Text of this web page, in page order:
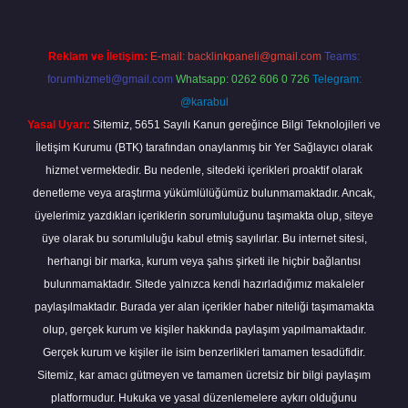
Reklam ve İletişim: E-mail: backlinkpaneli@gmail.com Teams:
forumhizmeti@gmail.com Whatsapp: 0262 606 0 726 Telegram:
@karabul
Yasal Uyarı: Sitemiz, 5651 Sayılı Kanun gereğince Bilgi Teknolojileri ve
İletişim Kurumu (BTK) tarafından onaylanmış bir Yer Sağlayıcı olarak
hizmet vermektedir. Bu nedenle, sitedeki içerikleri proaktif olarak
denetleme veya araştırma yükümlülüğümüz bulunmamaktadır. Ancak,
üyelerimiz yazdıkları içeriklerin sorumluluğunu taşımakta olup, siteye
üye olarak bu sorumluluğu kabul etmiş sayılırlar. Bu internet sitesi,
herhangi bir marka, kurum veya şahıs şirketi ile hiçbir bağlantısı
bulunmamaktadır. Sitede yalnızca kendi hazırladığımız makaleler
paylaşılmaktadır. Burada yer alan içerikler haber niteliği taşımamakta
olup, gerçek kurum ve kişiler hakkında paylaşım yapılmamaktadır.
Gerçek kurum ve kişiler ile isim benzerlikleri tamamen tesadüfidir.
Sitemiz, kar amacı gütmeyen ve tamamen ücretsiz bir bilgi paylaşım
platformudur. Hukuka ve yasal düzenlemelere aykırı olduğunu